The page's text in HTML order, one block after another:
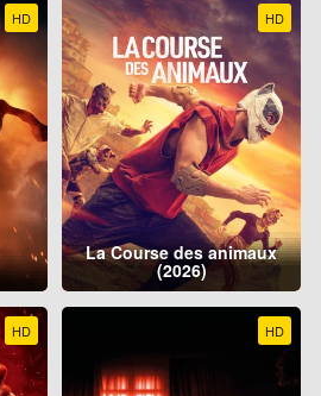
HD HD
La Course des animaux
(2026)
HD HD